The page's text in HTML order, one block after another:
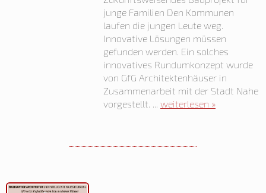
junge Familien Den Kommunen
laufen die jungen Leute weg.
Innovative Lösungen müssen
gefunden werden. Ein solches
innovatives Rundumkonzept wurde
von GfG Architektenhäuser in
Zusammenarbeit mit der Stadt Nahe
vorgestellt. ... weiterlesen »